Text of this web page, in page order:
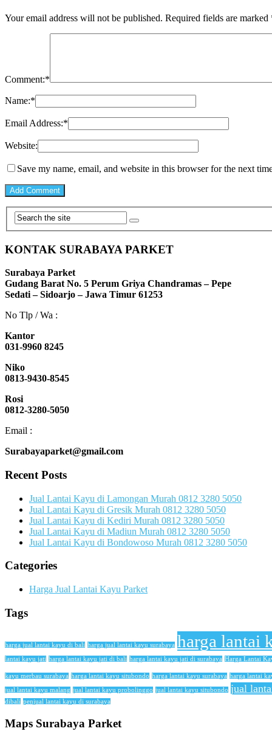
Your email address will not be published. Required fields are marked
Comment:*
Name:*
Email Address:*
Website:
Save my name, email, and website in this browser for the next
KONTAK SURABAYA PARKET
Surabaya Parket
Gudang Barat No. 5 Perum Griya Chandramas – Pepe
Sedati – Sidoarjo – Jawa Timur 61253
No Tlp / Wa :
Kantor
031-9960 8245
Niko
0813-9430-8545
Rosi
0812-3280-5050
Email :
Surabayaparket@gmail.com
Recent Posts
Jual Lantai Kayu di Lamongan Murah 0812 3280 5050
Jual Lantai Kayu di Gresik Murah 0812 3280 5050
Jual Lantai Kayu di Kediri Murah 0812 3280 5050
Jual Lantai Kayu di Madiun Murah 0812 3280 5050
Jual Lantai Kayu di Bondowoso Murah 0812 3280 5050
Categories
Harga Jual Lantai Kayu Parket
Tags
harga jual lantai kayu di bali harga jual lantai kayu surabaya harga lantai
lantai kayu jati harga lantai kayu jati di bali harga lantai kayu jati di surabaya Harga Lantai
kayu merbau surabaya harga lantai kayu situbondo harga lantai kayu surabaya harga lantai
jual lantai kayu malang jual lantai kayu probolinggo jual lantai kayu situbondo jual
dibali penjual lantai kayu di surabaya
Maps Surabaya Parket